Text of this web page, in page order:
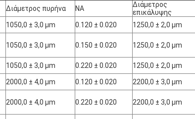
Διάμετρος πυρήνα NA
Διάμετρος
επικάλυψης
1050,0 ± 3,0 μm 0.120 ± 0.020 1250,0 ± 2,0 μm
1050,0 ± 3,0 μm 0.150 ± 0.020 1250,0 ± 2,0 μm
1050,0 ± 3,0 μm 0.220 ± 0.020 1250,0 ± 2,0 μm
2000,0 ± 4,0 μm 0.120 ± 0.020 2200,0 ± 3,0 μm
2000,0 ± 4,0 μm 0.220 ± 0.020 2200,0 ± 3,0 μm